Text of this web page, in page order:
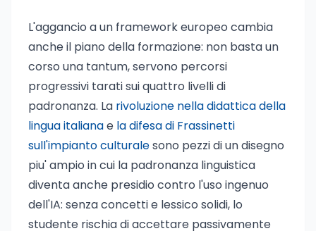
L'aggancio a un framework europeo cambia
anche il piano della formazione: non basta un
corso una tantum, servono percorsi
progressivi tarati sui quattro livelli di
padronanza. La rivoluzione nella didattica della
lingua italianae la difesa di Frassinetti
sull'impianto culturalesono pezzi di un disegno
piu' ampio in cui la padronanza linguistica
diventa anche presidio contro l'uso ingenuo
dell'IA: senza concetti e lessico solidi, lo
studente rischia di accettare passivamente